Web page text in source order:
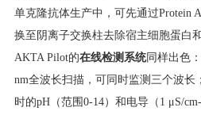
单克隆抗体生产中，可先通过Protein
换至阴离子交换柱去除宿主细胞蛋白
AKTA Pilot的在线检测系统同样出色
nm全波长扫描，可同时监测三个波长
时的pH（范围0-14）和电导（1 μS/